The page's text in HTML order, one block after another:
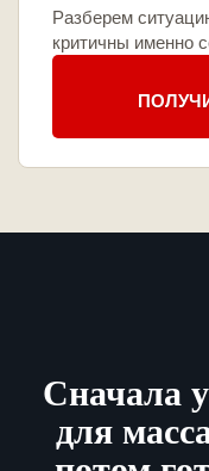
Разберем
критичны именно
Сначала
для